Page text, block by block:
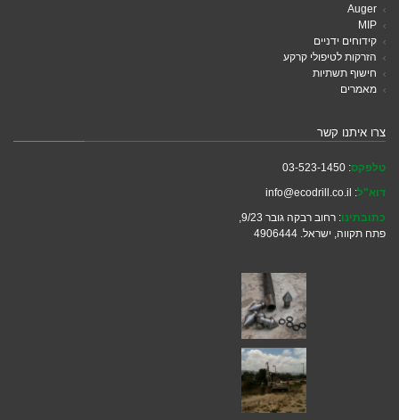
Auger
MIP
קידוחים ידניים
הזרקות לטיפולי קרקע
חישוף תשתיות
מאמרים
צרו איתנו קשר
טלפקס: 03-523-1450
דוא"ל: info@ecodrill.co.il
כתובתינו: רחוב רבקה גובר 9/23,
פתח תקווה, ישראל. 4906444